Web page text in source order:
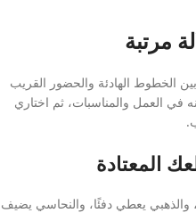
مرتبة
الخطوط الهادئة والحضور القريب
في العمل والمناسبات، ثم اختاري
المعتادة
والذهبي يعطي دفئًا، والنحاسي يضيف